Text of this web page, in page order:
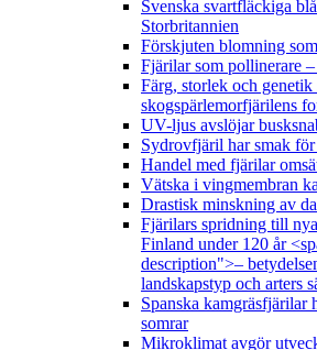
Svenska svartfläckiga
Storbritannien
Förskjuten blomning
Fjärilar som pollinerare
Färg, storlek och
skogspärlemorfjärilens
UV-ljus avslöjar
Sydrovfjäril har smak
Handel med fjärilar
Vätska i vingmembran
Drastisk minskning av
Fjärilars spridning till
Finland under 120 år
description">–
landskapstyp och arters
Spanska kamgräsfjärilar
somrar
Mikroklimat avgör